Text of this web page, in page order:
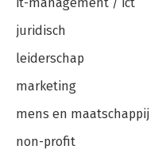
it-management / ict
juridisch
leiderschap
marketing
mens en maatschappij
non-profit